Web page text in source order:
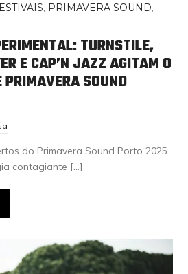
, PRIMAVERA SOUND,
TURNSTILE,
E CAP’N JAZZ AGITAM O
PRIMAVERA SOUND
do Primavera Sound Porto 2025
contagiante […]